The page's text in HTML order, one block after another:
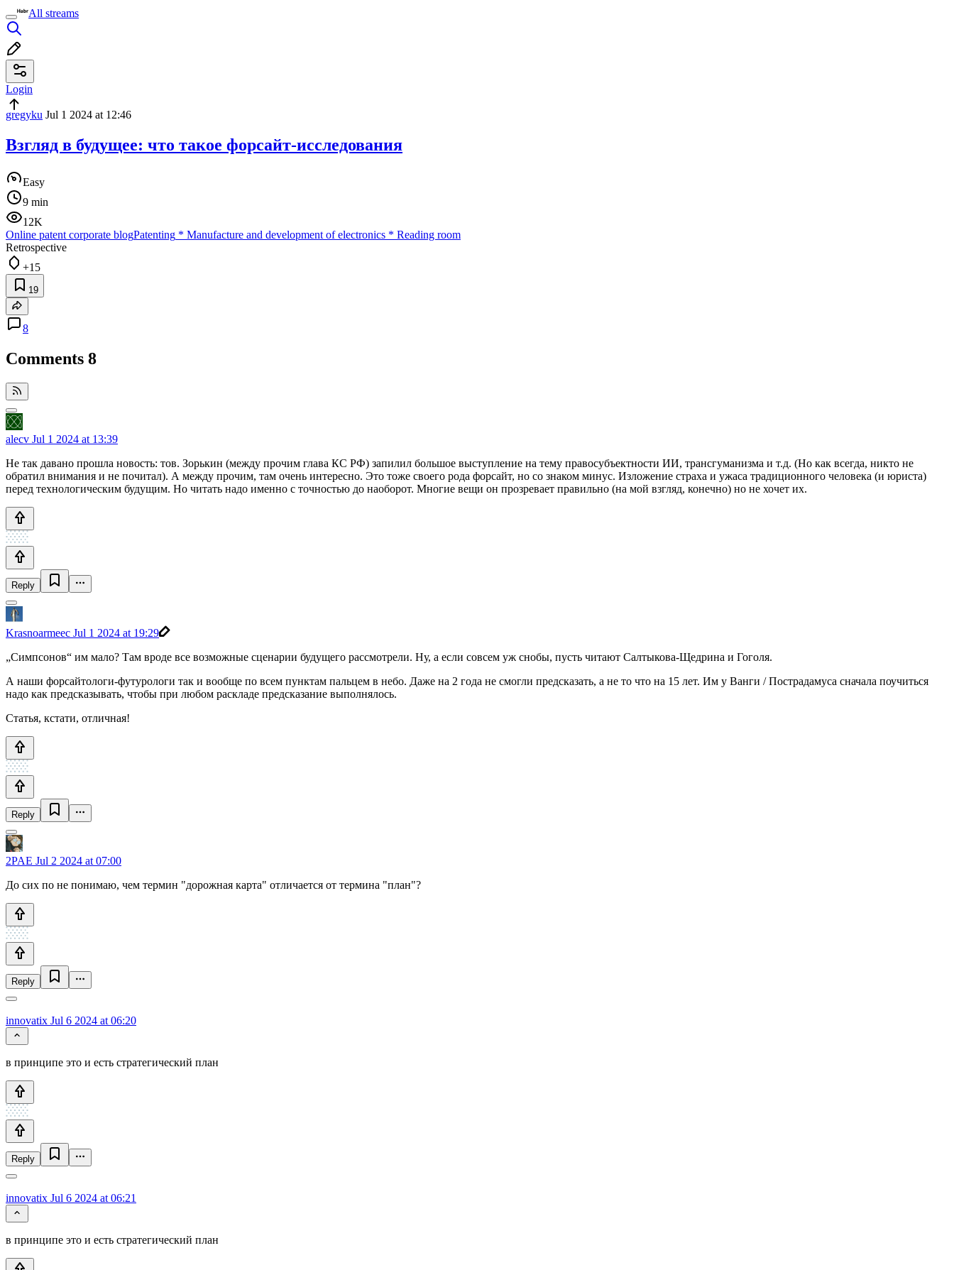
All streams
Login
gregyku Jul 1 2024 at 12:46
Взгляд в будущее: что такое форсайт-исследования
Easy
9 min
12K
Online patent corporate blogPatenting * Manufacture and development of electronics * Reading room
Retrospective
+15
19
8
Comments 8
alecv Jul 1 2024 at 13:39
Не так давано прошла новость: тов. Зорькин (между прочим глава КС РФ) запилил большое выступление на тему правосубъектности ИИ, трансгуманизма и т.д. (Но как всегда, никто не
обратил внимания и не почитал). А между прочим, там очень интересно. Это тоже своего рода форсайт, но со знаком минус. Изложение страха и ужаса традиционного человека (и юриста)
перед технологическим будущим. Но читать надо именно с точностью до наоборот. Многие вещи он прозревает правильно (на мой взгляд, конечно) но не хочет их.
Reply
Krasnoarmeec Jul 1 2024 at 19:29
„Симпсонов“ им мало? Там вроде все возможные сценарии будущего рассмотрели. Ну, а если совсем уж снобы, пусть читают Салтыкова-Щедрина и Гоголя.
А наши форсайтологи-футурологи так и вообще по всем пунктам пальцем в небо. Даже на 2 года не смогли предсказать, а не то что на 15 лет. Им у Ванги / Пострадамуса сначала поучиться
надо как предсказывать, чтобы при любом раскладе предсказание выполнялось.
Статья, кстати, отличная!
Reply
2PAE Jul 2 2024 at 07:00
До сих по не понимаю, чем термин "дорожная карта" отличается от термина "план"?
Reply
innovatix Jul 6 2024 at 06:20
в принципе это и есть стратегический план
Reply
innovatix Jul 6 2024 at 06:21
в принципе это и есть стратегический план